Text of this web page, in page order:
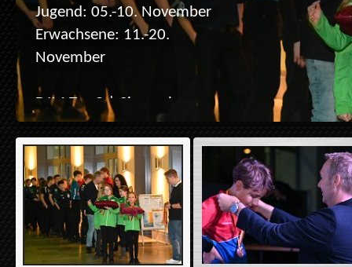
Jugend: 05.-10. November
Erwachsene: 11.-20.
November
DJM Tag 3 | Siegerehrungen